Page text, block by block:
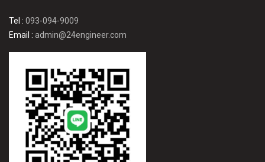
Tel : 093-094-9009
Email : admin@24engineer.com